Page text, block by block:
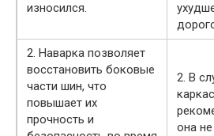
износился.
2. Наварка позволяет
восстановить боковые
части шин, что
повышает их
прочность и
2. В
она